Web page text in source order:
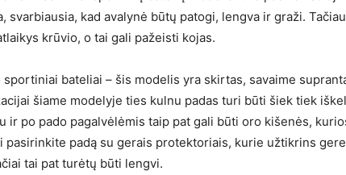
svarbiausia, kad avalynė būtų patogi, lengva ir graži.
krūvio, o tai gali pažeisti kojas.
sportiniai bateliai – šis modelis yra skirtas, savaime
šiame modelyje ties kulnu padas turi būti šiek tiek
ir po pado pagalvėlėmis taip pat gali būti oro kišenės,
pasirinkite padą su gerais protektoriais, kurie užtikrins
tai pat turėtų būti lengvi.